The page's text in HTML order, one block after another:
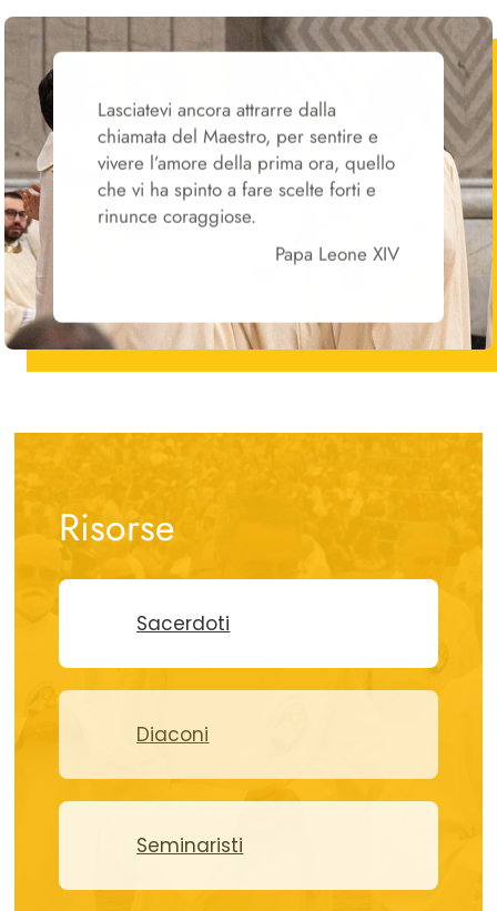
Lasciatevi ancora attrarre dalla
chiamata del Maestro, per sentire e
vivere l’amore della prima ora, quello
che vi ha spinto a fare scelte forti e
rinunce coraggiose.
Papa Leone XIV
Risorse
Sacerdoti
Diaconi
Seminaristi